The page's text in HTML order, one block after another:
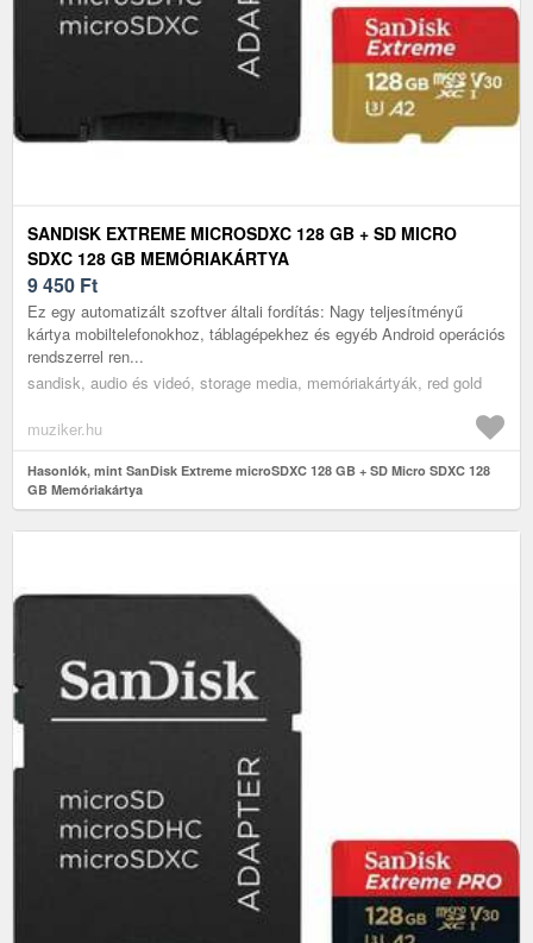
SANDISK EXTREME MICROSDXC 128 GB + SD MICRO
SDXC 128 GB MEMÓRIAKÁRTYA
9 450 Ft
Ez egy automatizált szoftver általi fordítás: Nagy teljesítményű
kártya mobiltelefonokhoz, táblagépekhez és egyéb Android operációs
rendszerrel ren...
sandisk, audio és videó, storage media, memóriakártyák, red gold
muziker.hu
Hasonlók, mint SanDisk Extreme microSDXC 128 GB + SD Micro SDXC 128
GB Memóriakártya